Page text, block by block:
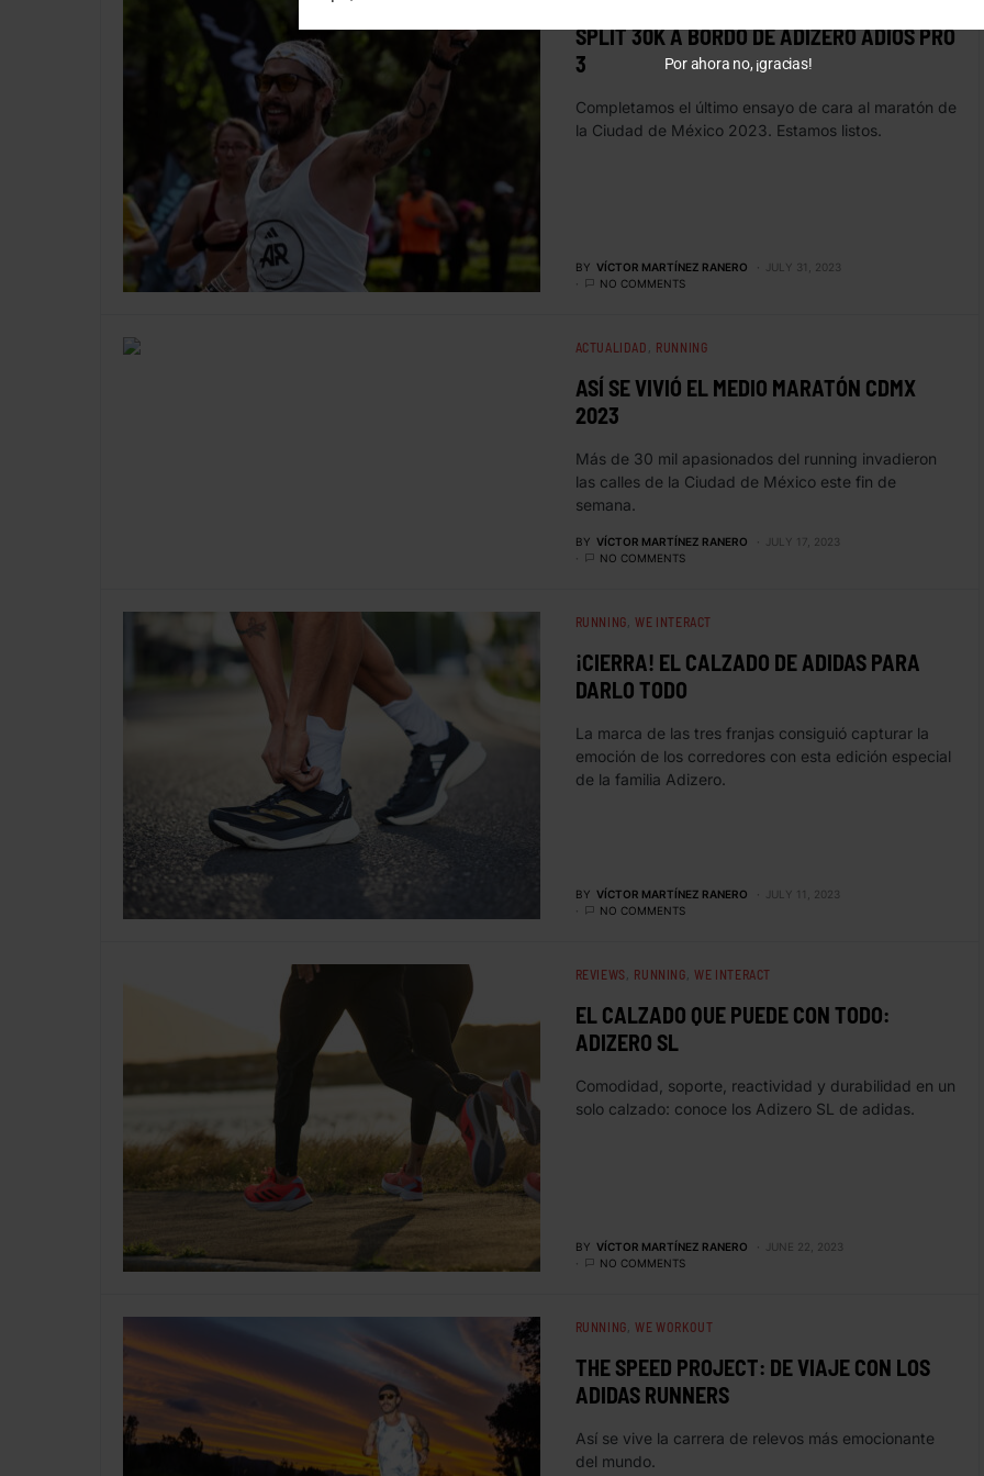
SPLIT 30K A BORDO DE ADIZERO ADIOS PRO
3
Completamos el último ensayo de cara al maratón de
la Ciudad de México 2023. Estamos listos.
BY VÍCTOR MARTÍNEZ RANERO
JULY 31, 2023
NO COMMENTS
ACTUALIDAD RUNNING
ASÍ SE VIVIÓ EL MEDIO MARATÓN CDMX
2023
Más de 30 mil apasionados del running invadieron
las calles de la Ciudad de México este fin de
semana.
BY VÍCTOR MARTÍNEZ RANERO
JULY 17, 2023
NO COMMENTS
RUNNING WE INTERACT
¡CIERRA! EL CALZADO DE ADIDAS PARA
DARLO TODO
La marca de las tres franjas consiguió capturar la
emoción de los corredores con esta edición especial
de la familia Adizero.
BY VÍCTOR MARTÍNEZ RANERO
JULY 11, 2023
NO COMMENTS
REVIEWS RUNNING WE INTERACT
EL CALZADO QUE PUEDE CON TODO:
ADIZERO SL
Comodidad, soporte, reactividad y durabilidad en un
solo calzado: conoce los Adizero SL de adidas.
BY VÍCTOR MARTÍNEZ RANERO
JUNE 22, 2023
NO COMMENTS
RUNNING WE WORKOUT
THE SPEED PROJECT: DE VIAJE CON LOS
ADIDAS RUNNERS
Así se vive la carrera de relevos más emocionante
del mundo.
Por ahora no, ¡gracias!